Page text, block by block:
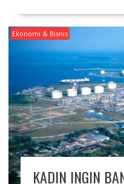
Ekonomi & Bisnis
KADIN INGIN